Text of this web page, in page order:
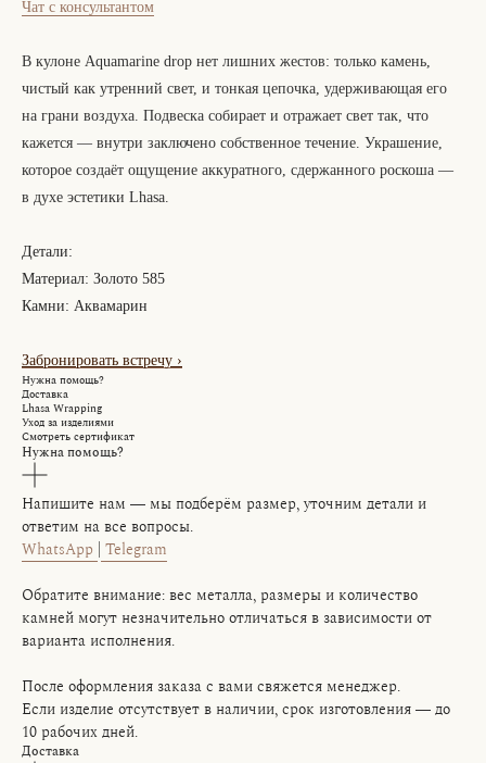
Чат с консультантом
В кулоне Aquamarine drop нет лишних жестов: только камень,
чистый как утренний свет, и тонкая цепочка, удерживающая его
на грани воздуха. Подвеска собирает и отражает свет так, что
кажется — внутри заключено собственное течение. Украшение,
которое создаёт ощущение аккуратного, сдержанного роскоша —
в духе эстетики Lhasa.
Детали:
Материал: Золото 585
Камни: Аквамарин
Забронировать встречу ›
Нужна помощь?
Доставка
Lhasa Wrapping
Уход за изделиями
Смотреть сертификат
Нужна помощь?
Напишите нам — мы подберём размер, уточним детали и
ответим на все вопросы.
WhatsApp Telegram
Обратите внимание: вес металла, размеры и количество
камней могут незначительно отличаться в зависимости от
варианта исполнения.
После оформления заказа с вами свяжется менеджер.
Если изделие отсутствует в наличии, срок изготовления — до
10 рабочих дней.
Доставка